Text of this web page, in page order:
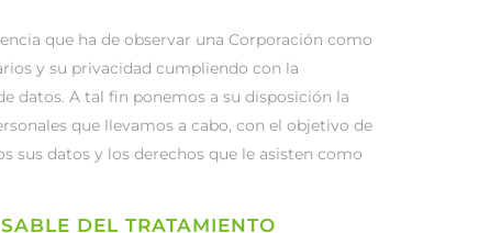
que ha de observar una Corporación como
y su privacidad cumpliendo con la
datos. A tal fin ponemos a su disposición la
que llevamos a cabo, con el objetivo de
sus datos y los derechos que le asisten como
DEL TRATAMIENTO